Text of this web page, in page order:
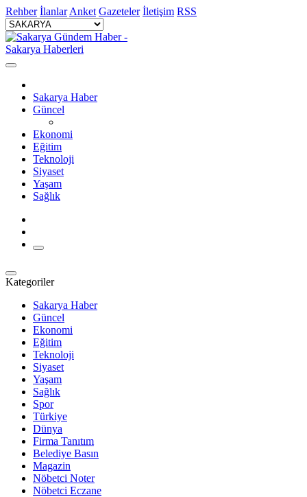
Rehber İlanlar Anket Gazeteler İletişim RSS
Sakarya Haber
Güncel
Ekonomi
Eğitim
Teknoloji
Siyaset
Yaşam
Sağlık
Kategoriler
Sakarya Haber
Güncel
Ekonomi
Eğitim
Teknoloji
Siyaset
Yaşam
Sağlık
Spor
Türkiye
Dünya
Firma Tanıtım
Belediye Basın
Magazin
Nöbetci Noter
Nöbetci Eczane